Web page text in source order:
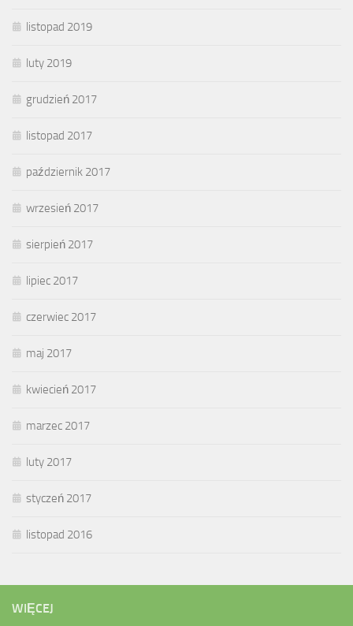
listopad 2019
luty 2019
grudzień 2017
listopad 2017
październik 2017
wrzesień 2017
sierpień 2017
lipiec 2017
czerwiec 2017
maj 2017
kwiecień 2017
marzec 2017
luty 2017
styczeń 2017
listopad 2016
WIĘCEJ